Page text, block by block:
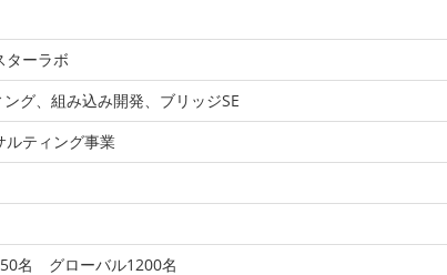
ターラボ
グ、組み込み開発、ブリッジSE
ルティング事業
名 グローバル1200名